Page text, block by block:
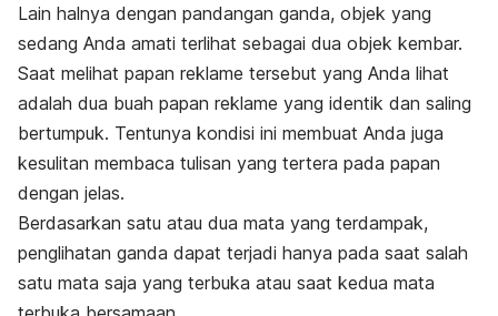
Lain halnya dengan pandangan ganda, objek yang
sedang Anda amati terlihat sebagai dua objek kembar.
Saat melihat papan reklame tersebut yang Anda lihat
adalah dua buah papan reklame yang identik dan saling
bertumpuk. Tentunya kondisi ini membuat Anda juga
kesulitan membaca tulisan yang tertera pada papan
dengan jelas.
Berdasarkan satu atau dua mata yang terdampak,
penglihatan ganda dapat terjadi hanya pada saat salah
satu mata saja yang terbuka atau saat kedua mata